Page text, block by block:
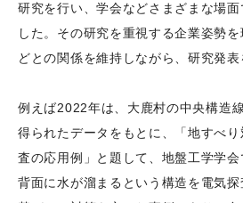
研究を行い、学会などさまざまな場
した。その研究を重視する企業姿勢
どとの関係を維持しながら、研究発表
例えば2022年は、大鹿村の中央構造
得られたデータをもとに、「地すべ
査の応用例」と題して、地盤工学学
背面に水が溜まるという構造を電気